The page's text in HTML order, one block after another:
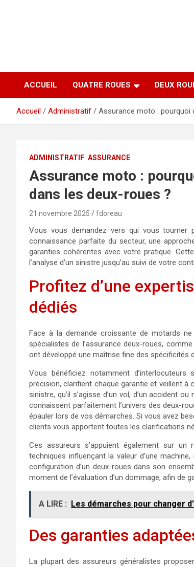
ACCUEIL QUATRE ROUES DEUX
Accueil Administratif Assurance moto : pourquoi
ADMINISTRATIF ASSURANCE
Assurance moto :
dans les deux-roues ?
21 novembre 2025 fdoreau
Vous vous demandez vers qui vous
connaissance parfaite du secteur, une
garanties cohérentes avec votre pratique.
l’analyse d’un sinistre jusqu’au suivi de votre
Profitez d’une
dédiés
Face à la demande croissante de motards
spécialistes de l’assurance deux-roues,
ont développé une maîtrise fine des spécificités
Vous bénéficiez notamment
précision, clarifient chaque garantie et veillent
sinistre, qu’il s’agisse d’un vol, d’un accident
connaissent parfaitement l’univers des deux-
épauler lors de vos démarches. Si vous avez
clients vous apportent toutes les clarifications
Ces assureurs s’appuient également sur un
techniques influençant la valeur d’une
configuration d’un deux-roues dans son
moment de l’évaluation d’un dommage, afin de
A LIRE : Les démarches pour changer
Des garanties
La plupart des assureurs généralistes